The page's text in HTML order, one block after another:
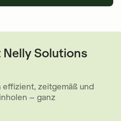
Solutions
zeitgemäß und
– ganz